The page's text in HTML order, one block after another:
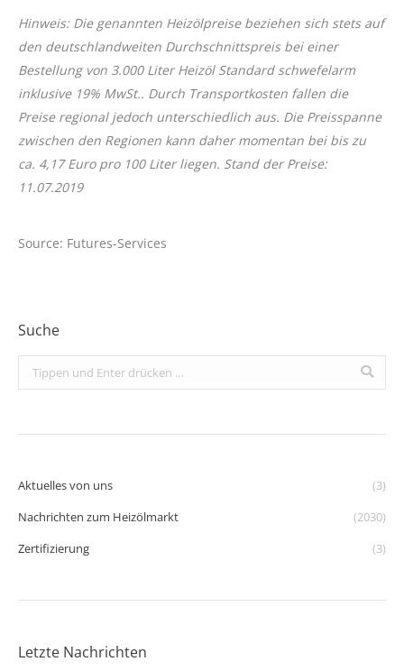
Hinweis: Die genannten Heizölpreise beziehen sich stets auf
den deutschlandweiten Durchschnittspreis bei einer
Bestellung von 3.000 Liter Heizöl Standard schwefelarm
inklusive 19% MwSt.. Durch Transportkosten fallen die
Preise regional jedoch unterschiedlich aus. Die Preisspanne
zwischen den Regionen kann daher momentan bei bis zu
ca. 4,17 Euro pro 100 Liter liegen. Stand der Preise:
11.07.2019
Source: Futures-Services
Suche
Search:
Aktuelles von uns
(3)
Nachrichten zum Heizölmarkt
(2030)
Zertifizierung
(3)
Letzte Nachrichten